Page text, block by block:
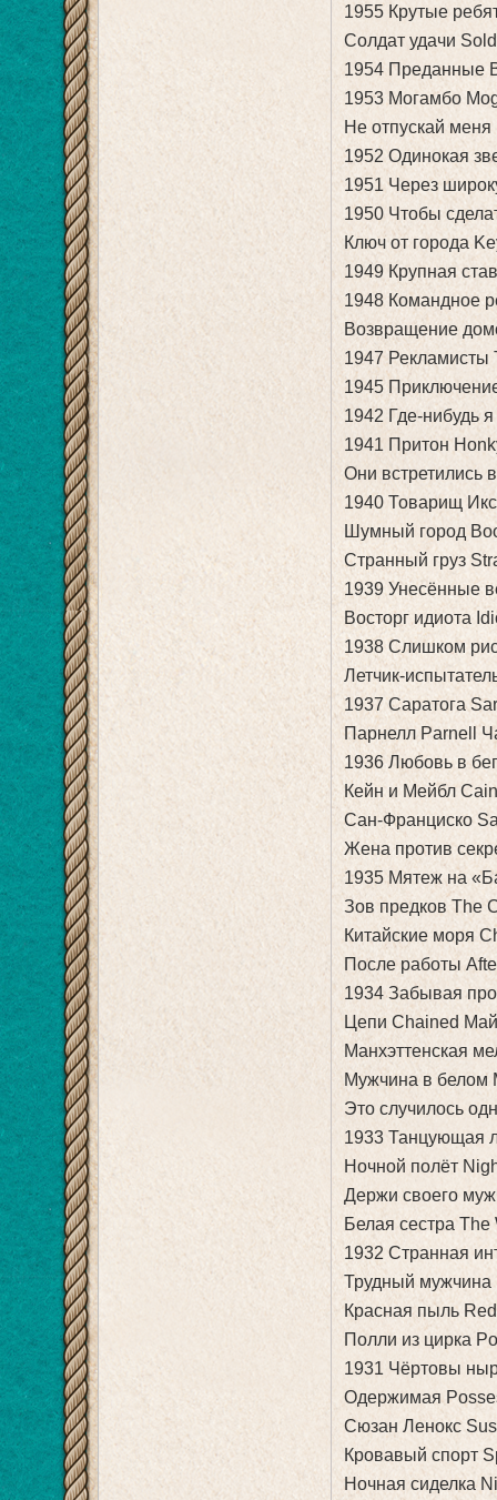
1955 Крутые
Солдат удачи
1954 Преданные
1953 Могамбо
Не отпускай
1952 Одинокая
1951 Через
1950 Чтобы
Ключ от города
1949 Крупная
1948 Командное
Возвращение
1947 Рекламисты
1945
1942 Где-нибудь
1941 Притон
Они встретились
1940 Товарищ
Шумный город
Странный груз
1939 Унесённые
Восторг идиота
1938 Слишком
Летчик-
1937 Саратога
Парнелл Parnell
1936 Любовь в
Кейн и Мейбл
Сан-Франциско
Жена против
1935 Мятеж на
Зов предков The
Китайские моря
После работы
1934 Забывая
Цепи Chained
Манхэттенская
Мужчина в белом
Это случилось
1933 Танцующая
Ночной полёт
Держи своего
Белая сестра
1932 Странная
Трудный мужчина
Красная пыль
Полли из цирка
1931 Чёртовы
Одержимая
Сюзан Ленокс
Кровавый спорт
Ночная сиделка